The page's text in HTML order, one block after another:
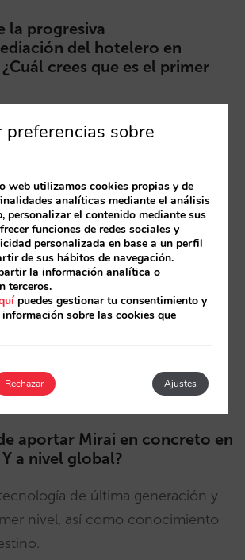
la progresiva
del hotelero en
crees que es el primer
es posible hasta
y tiene que haber un equilibrio
de distribución.
recuperar el control de su
su venta directa web.
que el hotelero sea consciente
que conlleva pero entienda que
para ejecutar las acciones
positivos no tardarán en
aportar Mirai en concreto en
a nivel global?
de última generación y
nivel, así como conocimiento
preferencias sobre
web utilizamos cookies propias y de
analíticas mediante el análisis
personalizar el contenido mediante sus
funciones de redes sociales y
personalizada en base a un perfil
de sus hábitos de navegación.
la información analítica o
terceros.
puedes gestionar tu consentimiento y
sobre las cookies que
Ajustes
Rechazar